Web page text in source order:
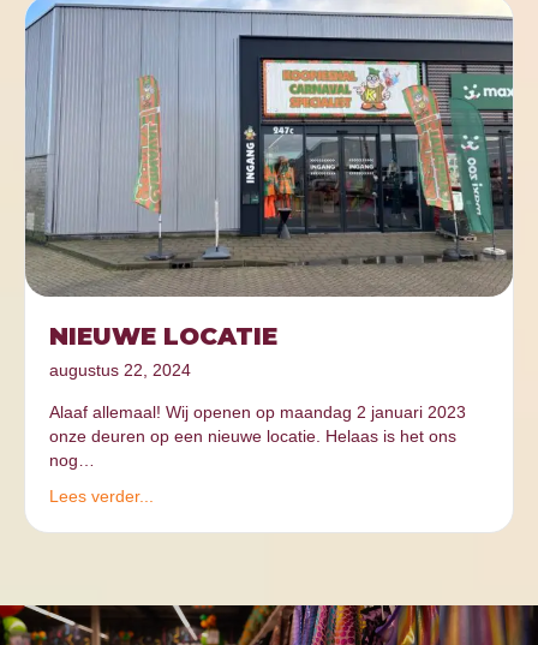
NIEUWE LOCATIE
augustus 22, 2024
Alaaf allemaal! Wij openen op maandag 2 januari 2023
onze deuren op een nieuwe locatie. Helaas is het ons
nog…
Lees verder...